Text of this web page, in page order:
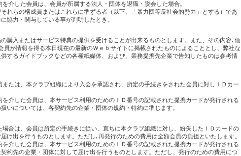
を介した会員は、会員が所属する法人・団体を退職・脱会した場合。
それらの構成員またはこれらに準ずる者（以下、「暴力団等反社会的勢力」とする）であ
協力・関与している事が判明したとき。
購入またはサービス特典の提供を受けることが出来るものとします。また、その内容､価
員が情報を得る本日現在の最新のＷｅｂサイトに掲載されたものによることとし、弊社な
するガイドブックなどの各種紙媒体、および、業務提携先企業で告知したものは参考情
または、本クラブ組織により入会を承認され、所定の手続きをされた会員に対しＩＤカー
を介した会員は、本サービス利用のためのＩＤ番号の記載された提携カードが発行される
いについては、各契約先の企業・団体の規約・特約に準じます。
場合は、会員は所定の手続きに従い、直ちに本クラブ組織に対し、紛失したＩＤカードの
け出を行うものとします。ただし､再発行のための費用は全額会員の負担といたします。
を介した会員は、本サービス利用のためのＩＤ番号の記載された提携カードが発行される
約先の企業・団体に対して届け出を行うものとします。ただし、発行のための費用につ